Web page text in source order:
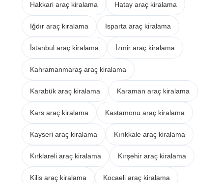
Hakkari araç kiralama Hatay araç kiralama
Iğdır araç kiralama Isparta araç kiralama
İstanbul araç kiralama İzmir araç kiralama
Kahramanmaraş araç kiralama
Karabük araç kiralama Karaman araç kiralama
Kars araç kiralama Kastamonu araç kiralama
Kayseri araç kiralama Kırıkkale araç kiralama
Kırklareli araç kiralama Kırşehir araç kiralama
Kilis araç kiralama Kocaeli araç kiralama